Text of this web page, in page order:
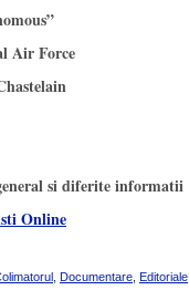
Air Force
si diferite informatii
Online
Documentare Editoriale